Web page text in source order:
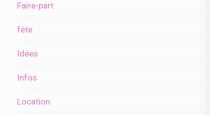
Faire-part
fête
Idées
Infos
Location